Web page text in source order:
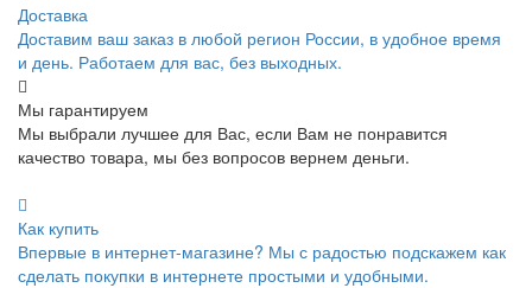
Доставка
Доставим ваш заказ в любой регион России, в удобное время
и день. Работаем для вас, без выходных.
Мы гарантируем
Мы выбрали лучшее для Вас, если Вам не понравится
качество товара, мы без вопросов вернем деньги.
Как купить
Впервые в интернет-магазине? Мы с радостью подскажем как
сделать покупки в интернете простыми и удобными.